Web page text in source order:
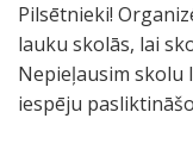
Pilsētnieki!
lauku skolās, lai
Nepieļausim skolu
iespēju